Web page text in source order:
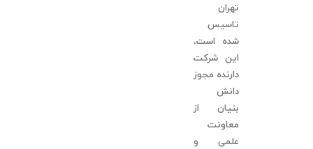
تهران
تاسیس
شده است.
این شرکت
دارنده مجوز
دانش
بنیان از
معاونت
علمی و